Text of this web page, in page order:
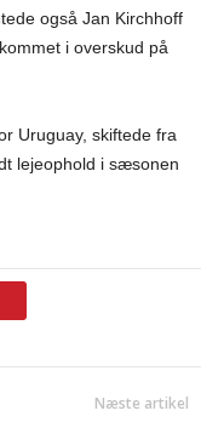
også Jan Kirchhoff
i overskud på
Uruguay, skiftede fra
lejeophold i sæsonen
Næste artikel